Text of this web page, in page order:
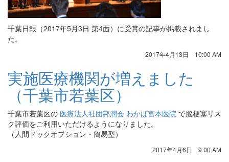
千葉日報（2017年5月3日 第4面）に受賞の記事が掲載されまし
た。
2017年4月13日 10:00 AM
実施医療機関が増えました
（千葉市若葉区）
千葉市若葉区の 医療法人社団邦潤会 わかば宮本医院 で脳梗塞リス
ク評価をご利用いただけるようになりました。
（人間ドックオプション・簡易型）
2017年4月6日 9:00 AM